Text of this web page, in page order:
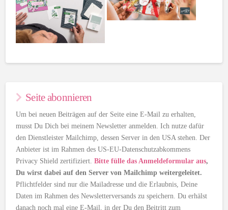
Seite abonnieren
Um bei neuen Beiträgen auf der Seite eine E-Mail zu erhalten,
musst Du Dich bei meinem Newsletter anmelden. Ich nutze dafür
den Dienstleister Mailchimp, dessen Server in den USA stehen. Der
Anbieter ist im Rahmen des US-EU-Datenschutzabkommens
Privacy Shield zertifiziert.Bitte fülle das Anmeldeformular aus,
Du wirst dabei auf den Server von Mailchimp weitergeleitet.
Pflichtfelder sind nur die Mailadresse und die Erlaubnis, Deine
Daten im Rahmen des Newsletterversands zu speichern. Du erhälst
danach noch mal eine E-Mail, in der Du den Beitritt zum